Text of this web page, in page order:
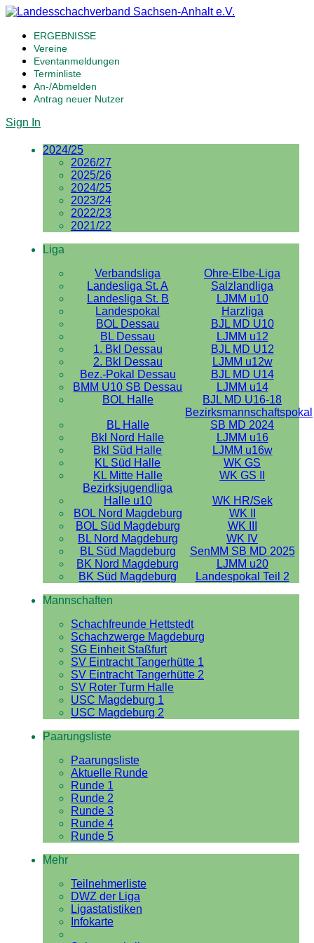
ERGEBNISSE
Vereine
Eventanmeldungen
Terminliste
An-/Abmelden
Antrag neuer Nutzer
Sign In
2024/25
2026/27
2025/26
2024/25
2023/24
2022/23
2021/22
Liga
Verbandsliga
Ohre-Elbe-Liga
Landesliga St. A
Salzlandliga
Landesliga St. B
LJMM u10
Landespokal
Harzliga
BOL Dessau
BJL MD U10
BL Dessau
LJMM u12
1. Bkl Dessau
BJL MD U12
2. Bkl Dessau
LJMM u12w
Bez.-Pokal Dessau
BJL MD U14
BMM U10 SB Dessau
LJMM u14
BOL Halle
BJL MD U16-18
BL Halle
Bezirksmannschaftspokal
SB MD 2024
Bkl Nord Halle
LJMM u16
Bkl Süd Halle
LJMM u16w
KL Süd Halle
WK GS
KL Mitte Halle
WK GS II
Bezirksjugendliga
Halle u10
WK HR/Sek
BOL Nord Magdeburg
WK II
BOL Süd Magdeburg
WK III
BL Nord Magdeburg
WK IV
BL Süd Magdeburg
SenMM SB MD 2025
BK Nord Magdeburg
LJMM u20
BK Süd Magdeburg
Landespokal Teil 2
Mannschaften
Schachfreunde Hettstedt
Schachzwerge Magdeburg
SG Einheit Staßfurt
SV Eintracht Tangerhütte 1
SV Eintracht Tangerhütte 2
SV Roter Turm Halle
USC Magdeburg 1
USC Magdeburg 2
Paarungsliste
Paarungsliste
Aktuelle Runde
Runde 1
Runde 2
Runde 3
Runde 4
Runde 5
Mehr
Teilnehmerliste
DWZ der Liga
Ligastatistiken
Infokarte